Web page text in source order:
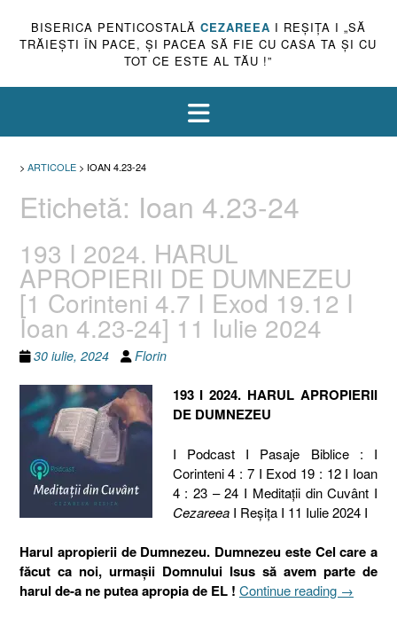
BISERICA PENTICOSTALĂ CEZAREEA I REŞIŢA I „SĂ
TRĂIEŞTI ÎN PACE, ŞI PACEA SĂ FIE CU CASA TA ŞI CU
TOT CE ESTE AL TĂU !”
> ARTICOLE > IOAN 4.23-24
Etichetă: Ioan 4.23-24
193 I 2024. HARUL
APROPIERII DE DUMNEZEU
[1 Corinteni 4.7 I Exod 19.12 I
Ioan 4.23-24] 11 Iulie 2024
30 iulie, 2024 Florin
193 I 2024. HARUL APROPIERII
DE DUMNEZEU
I Podcast I Pasaje Biblice : I
Corinteni 4 : 7 I Exod 19 : 12 I Ioan
4 : 23 – 24 I Meditaţii din Cuvânt I
CezareeaI Reşiţa I 11 Iulie 2024 I
Harul apropierii de Dumnezeu. Dumnezeu este Cel care a
făcut ca noi, urmașii Domnului Isus să avem parte de
harul de-a ne putea apropia de EL ! Continue reading „193
→